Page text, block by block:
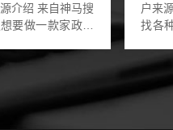
来自神马搜
要做一款家政接
的接单售后服务
序。由于是售后
户来源介绍
找各
板就
的商
好几